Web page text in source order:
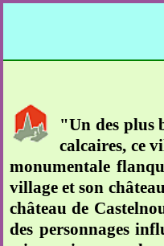
"Un des plus
calcaires, ce
monumentale
village et son
château de
des personnages